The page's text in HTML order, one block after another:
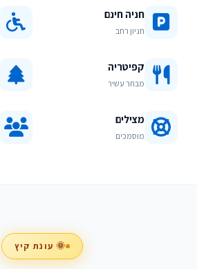
חניה חינם
חניון רחב
קפיטריה
מבחר עשיר
מצילים
מוסמכים
🌞 עונת קיץ